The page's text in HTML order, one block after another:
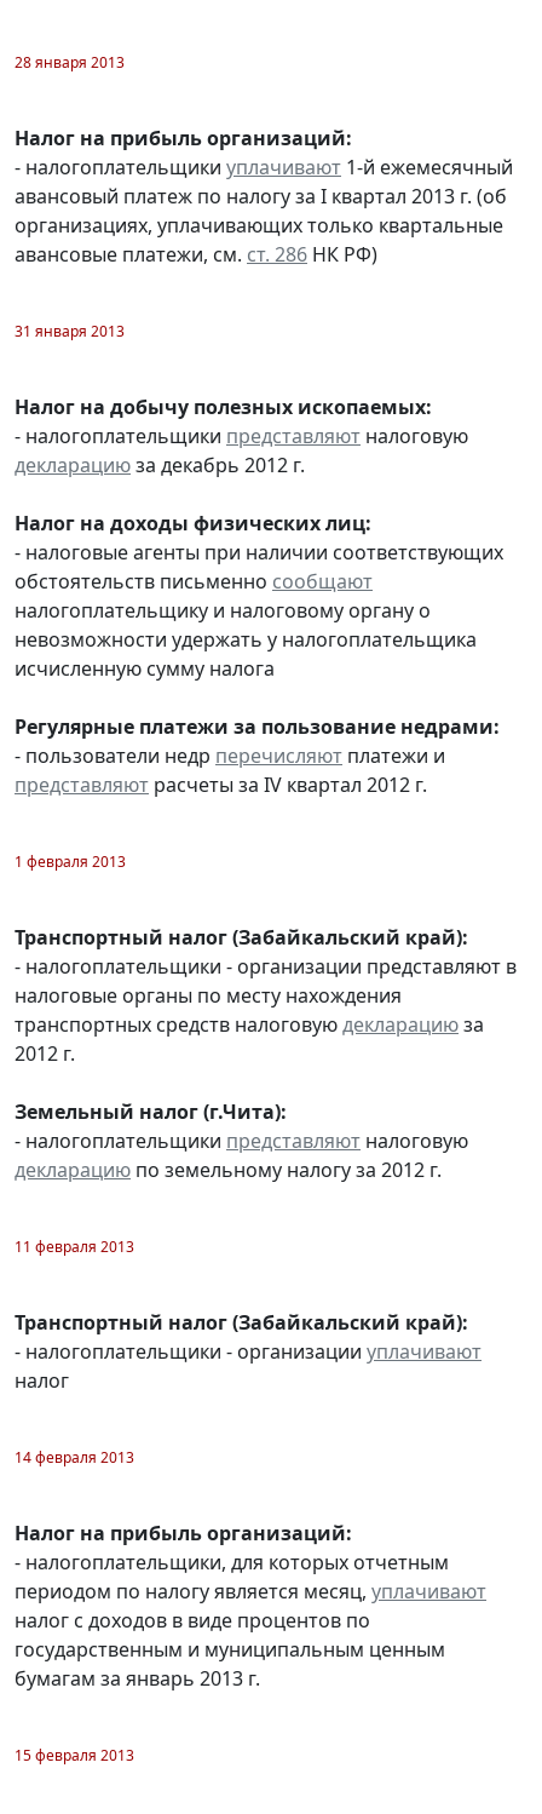
28 января 2013
Налог на прибыль организаций:
- налогоплательщики уплачивают 1-й ежемесячный
авансовый платеж по налогу за I квартал 2013 г. (об
организациях, уплачивающих только квартальные
авансовые платежи, см. ст. 286 НК РФ)
31 января 2013
Налог на добычу полезных ископаемых:
- налогоплательщики представляют налоговую
декларациюза декабрь 2012 г.
Налог на доходы физических лиц:
- налоговые агенты при наличии соответствующих
обстоятельств письменно сообщают
налогоплательщику и налоговому органу о
невозможности удержать у налогоплательщика
исчисленную сумму налога
Регулярные платежи за пользование недрами:
- пользователи недр перечисляют платежи и
представляют расчеты за IV квартал 2012 г.
1 февраля 2013
Транспортный налог (Забайкальский край):
- налогоплательщики - организации представляют в
налоговые органы по месту нахождения
транспортных средств налоговуюдекларациюза
2012 г.
Земельный налог (г.Чита):
- налогоплательщики представляют налоговую
декларацию по земельному налогу за 2012 г.
11 февраля 2013
Транспортный налог (Забайкальский край):
- налогоплательщики - организации уплачивают
налог
14 февраля 2013
Налог на прибыль организаций:
- налогоплательщики, для которых отчетным
периодом по налогу является месяц, уплачивают
налог с доходов в виде процентов по
государственным и муниципальным ценным
бумагам за январь 2013 г.
15 февраля 2013